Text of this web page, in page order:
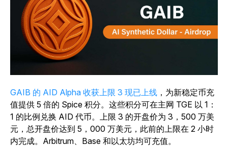
GAIB 的 AID Alpha 收获上限 3 现已上线 ，为新稳定币充
值提供 5 倍的 Spice 积分。这些积分可在主网 TGE 以 1：
1 的比例兑换 AID 代币。上限 3 的开盘价为 3，500 万美
元，总开盘价达到 5，000 万美元，此前的上限在 2 小时
内完成。Arbitrum、Base 和以太坊均可充值。